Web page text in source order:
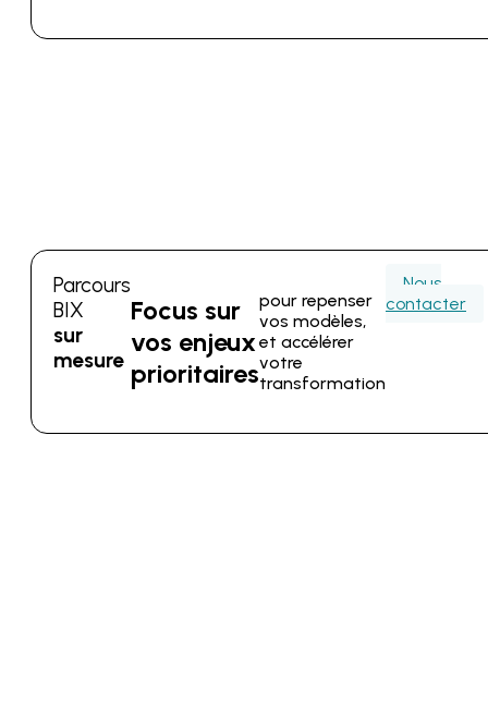
Parcours
BIX
sur
mesure
Focus sur
vos enjeux
prioritaires
pour repenser
vos modèles,
et accélérer
votre
transformation
Nous
contacter